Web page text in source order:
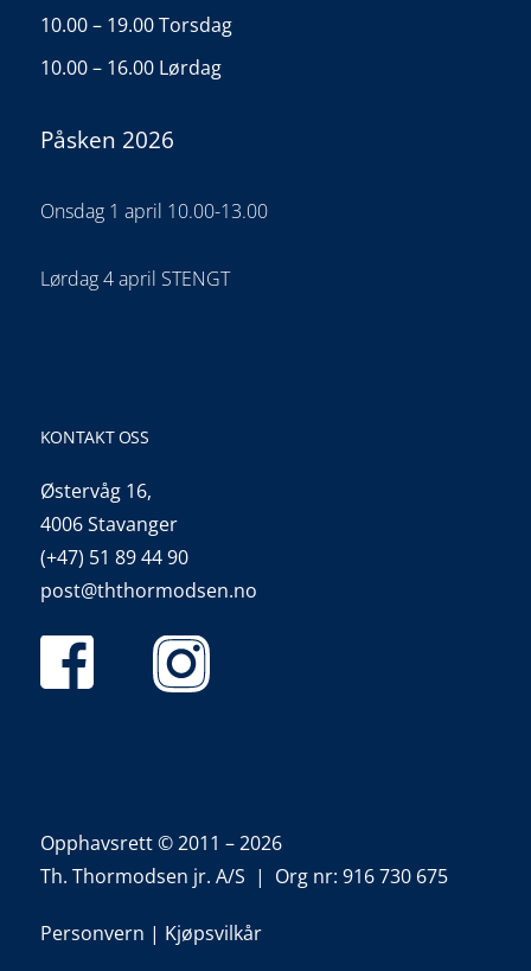
10.00 – 19.00 Torsdag
10.00 – 16.00 Lørdag
Påsken 2026
Onsdag 1 april 10.00-13.00
Lørdag 4 april STENGT
KONTAKT OSS
Østervåg 16,
4006 Stavanger
(+47) 51 89 44 90
post@ththormodsen.no
Opphavsrett © 2011 – 2026
Th. Thormodsen jr. A/S | Org nr: 916 730 675
Personvern | Kjøpsvilkår